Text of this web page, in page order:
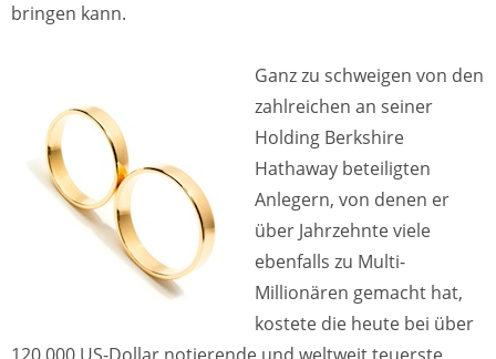
bringen kann.
Ganz zu schweigen von den
zahlreichen an seiner
Holding Berkshire
Hathaway beteiligten
Anlegern, von denen er
über Jahrzehnte viele
ebenfalls zu Multi-
Millionären gemacht hat,
kostete die heute bei über